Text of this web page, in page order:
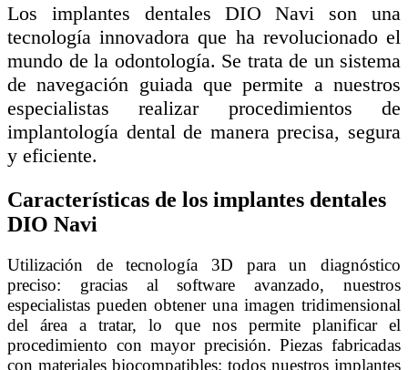
Los implantes dentales DIO Navi son una
tecnología innovadora que ha revolucionado el
mundo de la odontología. Se trata de un sistema
de navegación guiada que permite a nuestros
especialistas realizar procedimientos de
implantología dental de manera precisa, segura
y eficiente.
Características de los implantes dentales
DIO Navi
Utilización de tecnología 3D para un diagnóstico
preciso: gracias al software avanzado, nuestros
especialistas pueden obtener una imagen tridimensional
del área a tratar, lo que nos permite planificar el
procedimiento con mayor precisión. Piezas fabricadas
con materiales biocompatibles: todos nuestros implantes